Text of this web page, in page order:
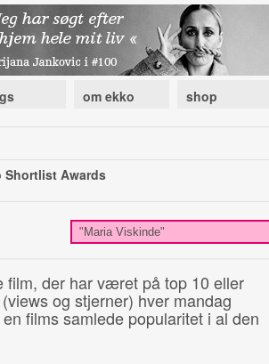
om ekko shop
Shortlist Awards
film, der har været på top 10 eller
og stjerner) hver mandag
films samlede popularitet i al den